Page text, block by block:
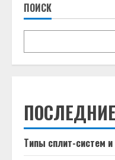
ПОИСК
Типы сплит-систем